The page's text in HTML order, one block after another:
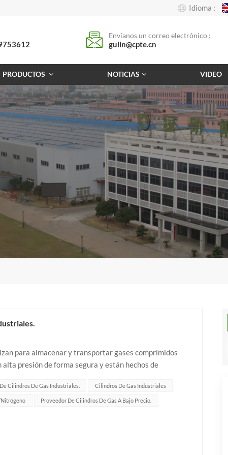
Idioma :
Envíanos un correo electrónico :
gulin@cpte.cn
PRODUCTOS NOTICIAS VIDEO
para almacenar y transportar gases comprimidos
presión de forma segura y están hechos de
Cilindros De Gas Industriales. Cilindros De Gas Industriales
Proveedor De Cilindros De Gas A Bajo Precio.